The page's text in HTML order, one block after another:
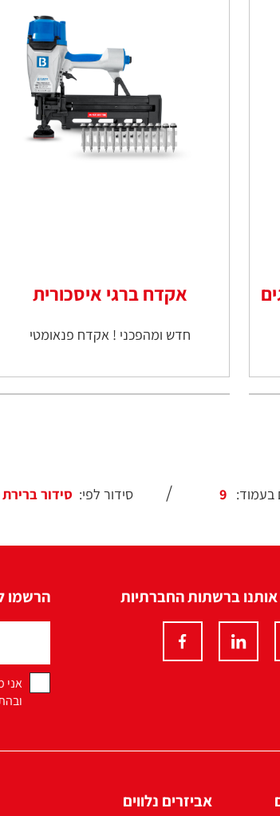
אקדח ברגי איסכורית
חדש ומהפכני ! אקדח פנאומטי
בעמוד: סידור לפי:
ברשתות החברתיות הרשמו
אני
אביזרים נלווים